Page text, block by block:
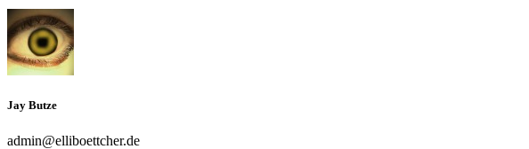
Jay Butze
admin@elliboettcher.de